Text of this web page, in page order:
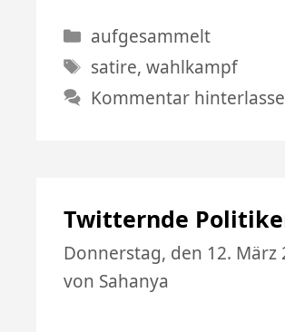
Kategorien
aufgesammelt
Schlagwörter
satire,wahlkampf
Kommentar
Twitternde
Donnerstag, den 12. März
von Sahanya